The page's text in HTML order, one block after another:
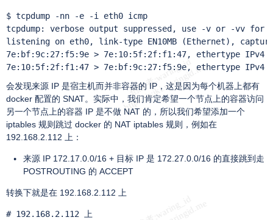
$ tcpdump -nn -e -i eth0 icmp
tcpdump: verbose output suppressed, use -v or -vv for
listening on eth0, link-type EN10MB (Ethernet),
7e:bf:9c:27:f5:9e > 7e:10:5f:2f:f1:47, ethertype IPv4
7e:10:5f:2f:f1:47 > 7e:bf:9c:27:f5:9e, ethertype IPv4
会发现来源 IP 是宿主机而并非容器的 IP，这是因为每个机器上都有
docker 配置的 SNAT。实际中，我们肯定希望一个节点上的容器访问
另一个节点上的容器 IP 是不做 NAT 的，所以我们希望添加一个
iptables 规则跳过 docker 的 NAT iptables 规则，例如在
192.168.2.112 上：
来源 IP 172.17.0.0/16 + 目标 IP 是 172.27.0.0/16 的直接跳到走
POSTROUTING 的 ACCEPT
转换下就是在 192.168.2.112 上
# 192.168.2.112 上